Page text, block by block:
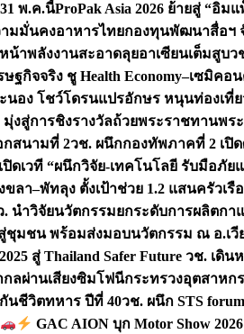
พ.ค.นี้ProPak Asia 2026 ย้ายสู่ “อิ
ามมั่นคงอาหารไทยกองทุนพัฒนาสื่อฯ
น้าพลังงานสะอาดลุยอาเซียนเต็มสูบว
ฐกิจจริง ชู Health Economy–เซมิคอ
นอง โชว์โดรนแปรอักษร หนุนท่องเที่ย
สู่การชิงรางวัลถ้วยพระราชทานพร
กสนามที่ 2วช. ผนึกกองทัพภาคที่ 2 เปิ
ปิดเวที “ผนึกวิจัย-เทคโนโลยี รับมือภัย
า–พัทลุง ตั้งเป้าช่วย 1.2 แสนครัวเรื
. นำวิจัยนวัตกรรมยกระดับการผลิตก
มชน พร้อมส่งมอบนวัตกรรม ณ อ.เวี
สู่ Thailand Safer Future วช. เดิ
ลผ่านเสียงซิมโฟนีกระทรวงอุตสาหก
นชีวิตทหาร ปีที่ 40วช. ผนึก STS
GAC AION บุก Motor Show